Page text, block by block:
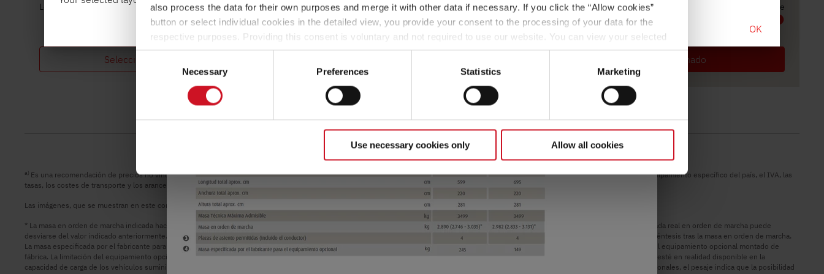
also process the data for their own purposes and merge it with other data if necessary. If you click the “Allow cookies”
button or select individual cookies in the detailed view, you provide your consent to the processing of your data for the
respective purposes. Providing this consent is voluntary and not required to use our website. You can view your selected
settings at any time as well as deselect or change them later (such as by using the fingerprint button at the bottom left of
the website). You can find further information in our Privacy Policy.
Selection
Necessary Preferences Statistics Marketing
Use necessary cookies only Allow all cookies
Longitud Masa máxima técnicamente admisible
Seleccionar modelo
Longitud Masa máxima técnicamente admisible Longitud Masa máxima técnicamente admisible
Seleccionado
a) Es una recomendación de precios no vinculantes en EURO, basada en los precios de venta españoles. Los precios en otros países pueden diferir debido a la conversión de la moneda, el equipamiento específico del país, el IVA, las
tasas, los costes de transporte y los aranceles de importación. Su concesionario oficial estará encantado de informarle sobre los precios, impuestos y tasas aplicables en su país.
Las imágenes, que se muestran en este configurador de vehículos, son sólo para fines ilustrativos. Pueden proceder de otros modelos o equipamientos y pueden diferir.
* La masa en orden de marcha indicada hace referencia a un valor estándar establecido durante el procedimiento de homologación de tipo. Debido a las tolerancias de fabricación, la masa pesada real en orden de marcha puede
desviarse del valor indicado anteriormente. Se admiten y permiten legalmente desviaciones de hasta ±5 % de la masa en orden de marcha. El rango admisible en kilogramos se indica entre paréntesis tras la masa en orden de marcha.
La masa especificada por el fabricante para el equipamiento opcional equivale a un valor calculado para cada tipo y plano que Dethleffs utiliza para determinar el peso máximo disponible para el equipamiento opcional montado de
fábrica. La limitación del equipamiento opcional pretende garantizar que la masa útil mínima, es decir, la masa libre prescrita por ley para el equipaje y los accesorios montados posteriormente, esté en realidad disponible en la
capacidad de carga de los vehículos suministrados por Dethleffs. El peso real de su vehículo de fábrica únicamente puede determinarse cuando se pesa al final de la línea. Si, en casos excepcionales, el pesaje indica que la posibilidad
kg por pasajero (sin conductor).
Para más información sobre la masa de los pasajeros, consulte la sección " Información legal
OK